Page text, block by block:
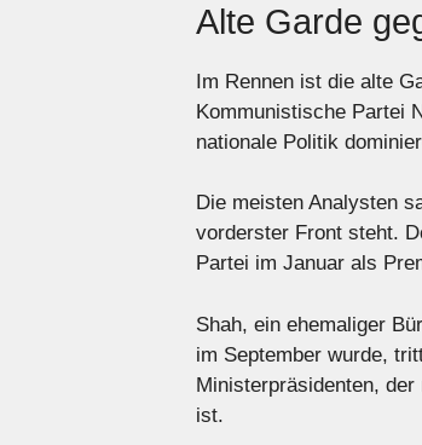
Alte Garde
Im Rennen ist die alte
Kommunistische Partei
nationale Politik
Die meisten Analysten
vorderster Front steht.
Partei im Januar als
Shah, ein ehemaliger
im September wurde,
Ministerpräsidenten,
ist.